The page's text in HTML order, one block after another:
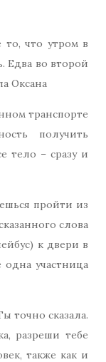
что утром в
Едва во второй
Оксана
транспорте
получить
тело – сразу и
пройти из
слова
к двери в
участница
точно сказала.
разреши тебе
также как и